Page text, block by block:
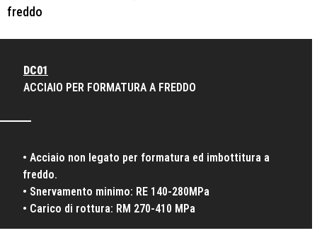
freddo
DC01
ACCIAIO PER FORMATURA A FREDDO
• Acciaio non legato per formatura ed imbottitura a
freddo.
• Snervamento minimo: RE 140-280MPa
• Carico di rottura: RM 270-410 MPa